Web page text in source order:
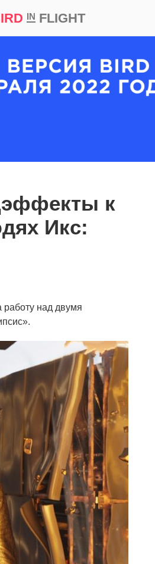
INFLIGHT
к
Икс:
работу над двумя